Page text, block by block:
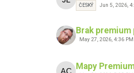
ČESKÝ Jun 5, 2026,
Brak
May 27, 2026, 4:36 PM
Mapy